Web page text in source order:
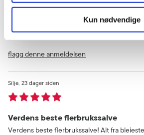
Kun nødvendige
Var denne anmeldelsen nyttig?
flagg denne anmeldelsen
Verdens beste flerbrukssalve
23 dager siden
Silje
Verdens beste flerbrukssalve! Alt fra